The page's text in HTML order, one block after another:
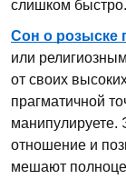
слишком быстро.
Сон о розыске
или
от своих
прагматичной
манипулируете.
отношение и
мешают